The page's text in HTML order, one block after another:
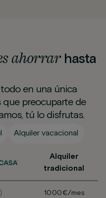
ahorrarhasta
en una única
preocuparte de
tú lo disfrutas.
Alquiler vacacional
Alquiler
tradicional
1000€/mes